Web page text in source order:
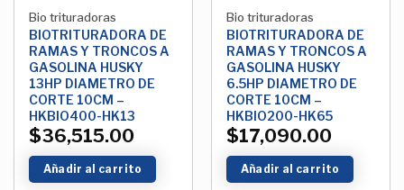
Bio trituradoras
BIOTRITURADORA DE
RAMAS Y TRONCOS A
GASOLINA HUSKY
13HP DIAMETRO DE
CORTE 10CM –
HKBIO400-HK13
$36,515.00
Añadir al carrito
Bio trituradoras
BIOTRITURADORA DE
RAMAS Y TRONCOS A
GASOLINA HUSKY
6.5HP DIAMETRO DE
CORTE 10CM –
HKBIO200-HK65
$17,090.00
Añadir al carrito